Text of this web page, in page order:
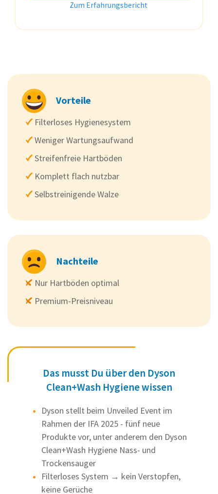
Zum Erfahrungsbericht
Vorteile
Filterloses Hygienesystem
Weniger Wartungsaufwand
Streifenfreie Hartböden
Komplett flach nutzbar
Selbstreinigende Walze
Nachteile
Nur Hartböden optimal
Premium-Preisniveau
Das musst Du über den Dyson
Clean+Wash Hygiene wissen
Dyson stellt beim Unveiled Event im
Rahmen der IFA 2025 - fünf neue
Produkte vor, unter anderem den Dyson
Clean+Wash Hygiene Nass- und
Trockensauger
Filterloses System → kein Verstopfen,
keine Gerüche